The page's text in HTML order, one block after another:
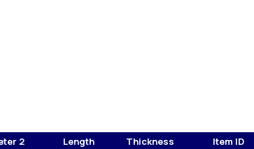
2 Length Thickness Item ID